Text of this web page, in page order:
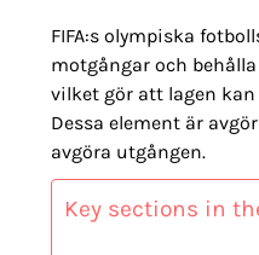
FIFA:s olympiska
motgångar och
vilket gör att lagen
Dessa element är
avgöra utgången.
Key sections in